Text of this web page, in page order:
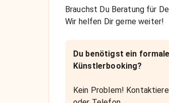
Brauchst Du Beratung für
Wir helfen Dir gerne weiter!
Du benötigst ein
Künstlerbooking?
Kein Problem!